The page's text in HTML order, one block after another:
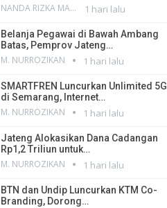
NANDA RIZKA MAHENDRA 1 hari lalu
Belanja Pegawai di Bawah Ambang
Batas, Pemprov Jateng…
M. NURROZIKAN 1 hari lalu
SMARTFREN Luncurkan Unlimited 5G
di Semarang, Internet…
M. NURROZIKAN 1 hari lalu
Jateng Alokasikan Dana Cadangan
Rp1,2 Triliun untuk…
M. NURROZIKAN 1 hari lalu
BTN dan Undip Luncurkan KTM Co-
Branding, Dorong…